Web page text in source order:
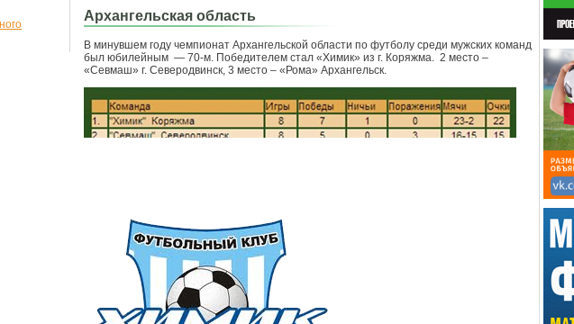
Архангельская область
В минувшем году чемпионат Архангельской области по футболу среди мужских команд
был юбилейным — 70-м. Победителем стал «Химик» из г. Коряжма. 2 место –
«Севмаш» г. Северодвинск, 3 место – «Рома» Архангельск.